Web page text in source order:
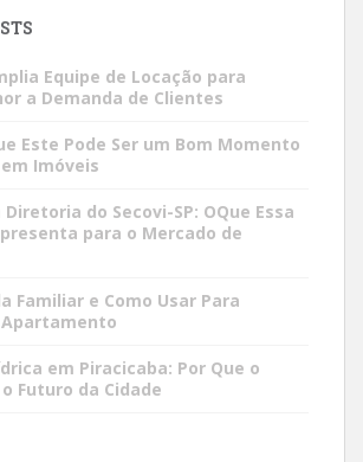
Equipe de Locação para
a Demanda de Clientes
Este Pode Ser um Bom Momento
Imóveis
do Secovi-SP: OQue Essa
para o Mercado de
Familiar e Como Usar Para
Apartamento
em Piracicaba: Por Que o
Futuro da Cidade